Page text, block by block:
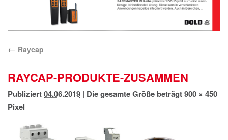
KARRIERE
PRODUKTE
APPLIKATIONEN
KONTAKT
ANFAHRT
DATENSCHUTZ
← Raycap
RAYCAP-PRODUKTE-ZUSAMMEN
Publiziert04.06.2019 | Die gesamte Größe beträgt900 × 450
Pixel